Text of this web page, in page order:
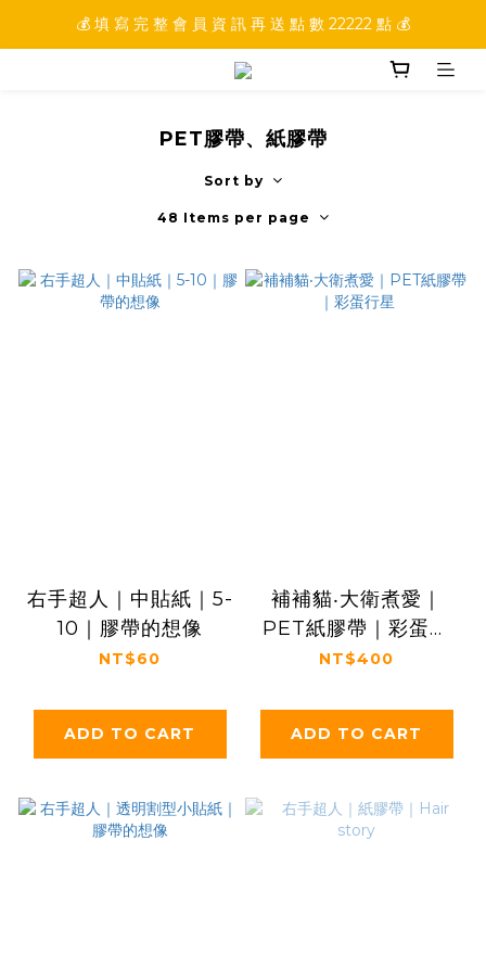
💰 加 入 會 員 就 送 你 10 元 購 物 金 💰
💰 填 寫 完 整 會 員 資 訊 再 送 點 數 22222 點 💰
💰 加 入 會 員 就 送 你 10 元 購 物 金 💰
PET膠帶、紙膠帶
Sort by
48 Items per page
右手超人｜中貼紙｜5-
10｜膠帶的想像
NT$60
ADD TO CART
補補貓‧大衛煮愛｜
PET紙膠帶｜彩蛋行
星
NT$400
ADD TO CART